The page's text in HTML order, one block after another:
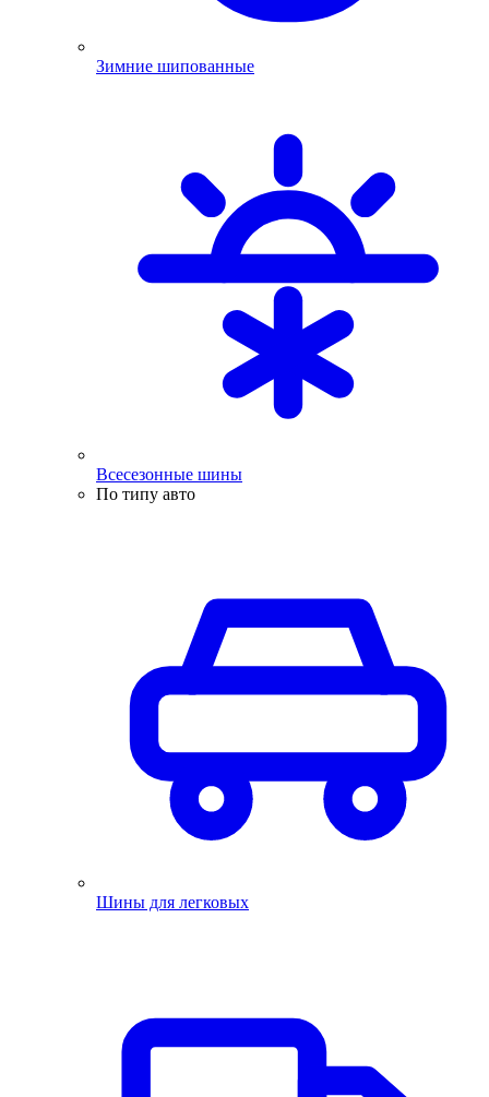
Зимние шипованные
Всесезонные шины
По типу авто
Шины для легковых